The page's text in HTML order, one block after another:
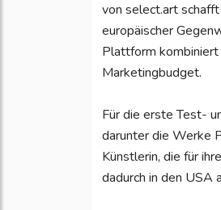
von select.art
europäischer
Plattform
Marketingbudget.
​Für die erste Test-
darunter die Werke
Künstlerin, die für
dadurch in den USA